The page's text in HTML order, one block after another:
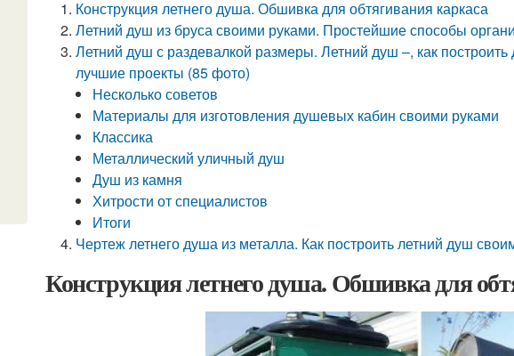
Конструкция летнего душа. Обшивка для обтягивания каркаса
Летний душ из бруса своими руками. Простейшие способы
Летний душ с раздевалкой размеры. Летний душ –, как
лучшие проекты (85 фото)
Несколько советов
Материалы для изготовления душевых кабин своими руками
Классика
Металлический уличный душ
Душ из камня
Хитрости от специалистов
Итоги
Чертеж летнего душа из металла. Как построить летний душ
Конструкция летнего душа. Обшивка для